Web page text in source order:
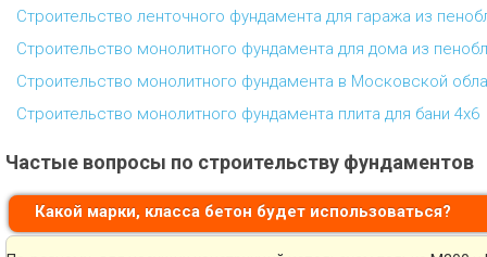
Строительство ленточного фундамента для гаража из
Строительство монолитного фундамента для дома из
Строительство монолитного фундамента в Московской
Строительство монолитного фундамента плита для бани 4х6
Частые вопросы по строительству фундаментов
Какой марки, класса бетон будет использоваться?